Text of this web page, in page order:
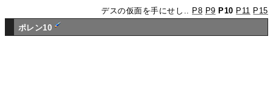
デスの仮面を手にせし.. P8 P9 P10 P11 P15
ポレン10